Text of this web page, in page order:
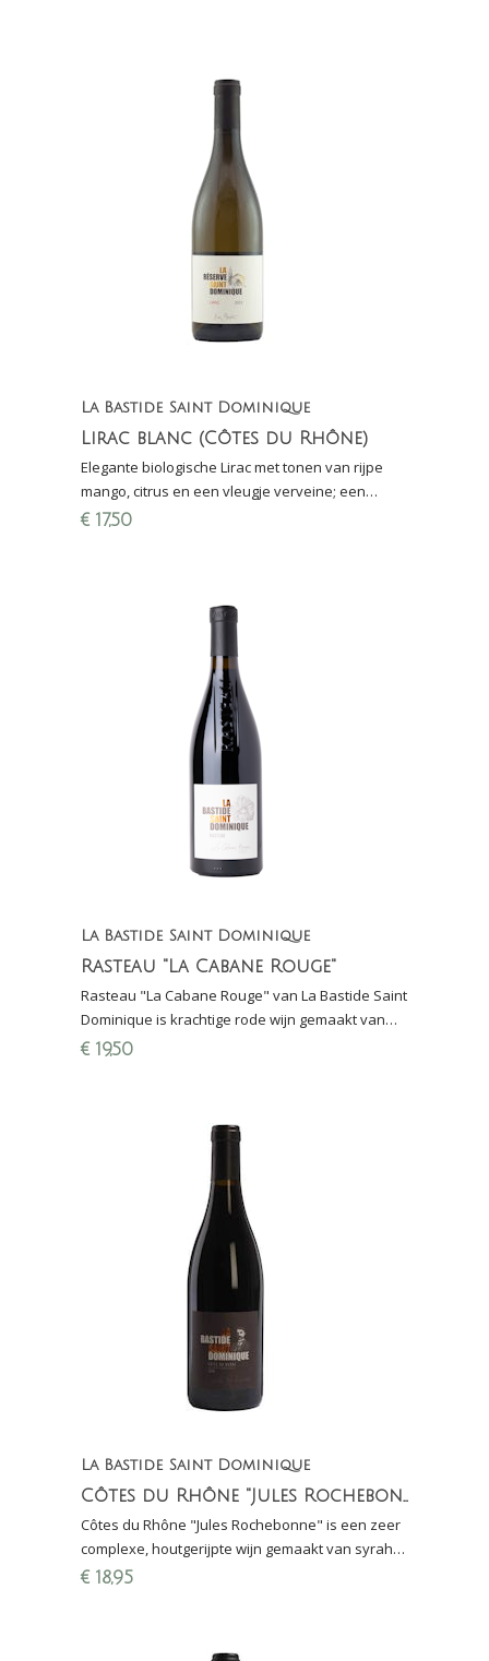
La Bastide Saint Dominique
Lirac blanc (Côtes du Rhône)
Elegante biologische Lirac met tonen van rijpe
mango, citrus en een vleugje verveine; een
verfijnde wijn die zowel puur als bij gerechten
€ 17,50
La Bastide Saint Dominique
Rasteau "La Cabane Rouge"
Rasteau "La Cabane Rouge" van La Bastide Saint
Dominique is krachtige rode wijn gemaakt van
70% Grenache en 30% Mourvèdre
€ 19,50
La Bastide Saint Dominique
Côtes du Rhône "Jules Rochebonne"
Côtes du Rhône "Jules Rochebonne" is een zeer
complexe, houtgerijpte wijn gemaakt van syrah
(80%) en grenache (20%). Grote Hamerma 2018:
€ 18,95